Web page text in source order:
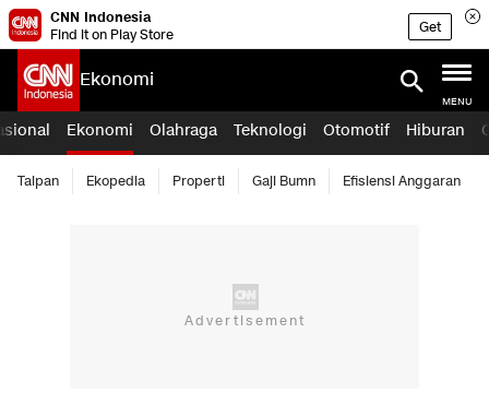
CNN Indonesia
Find it on Play Store
Get
Ekonomi
MENU
Ekonomi Olahraga Teknologi Otomotif Hiburan
Taipan Ekopedia Properti Gaji Bumn Efisiensi Anggaran